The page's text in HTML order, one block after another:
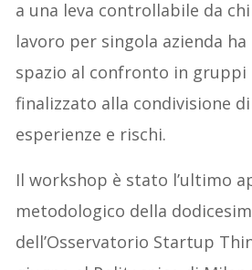
a una leva controllabile da
lavoro per singola azienda
spazio al confronto in
finalizzato alla condivisione
esperienze e rischi.
Il workshop è stato l’ultimo
metodologico della
dell’Osservatorio Startup